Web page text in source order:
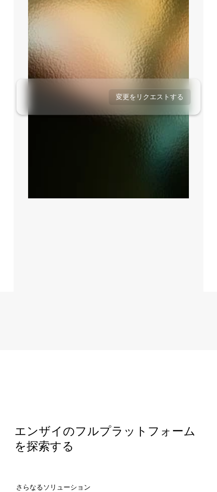
変更をリクエストする
エンザイのフルプラットフォーム
を探索する
さらなるソリューション